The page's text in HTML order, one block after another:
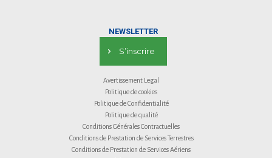
NEWSLETTER
S’inscrire
Avertissement Legal
Politique de cookies
Politique de Confidentialité
Politique de qualité
Conditions Générales Contractuelles
Conditions de Prestation de Services Terrestres
Conditions de Prestation de Services Aériens